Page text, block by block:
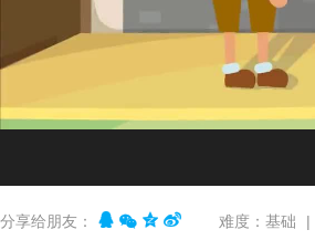
分享给朋友： 难度：基础 |